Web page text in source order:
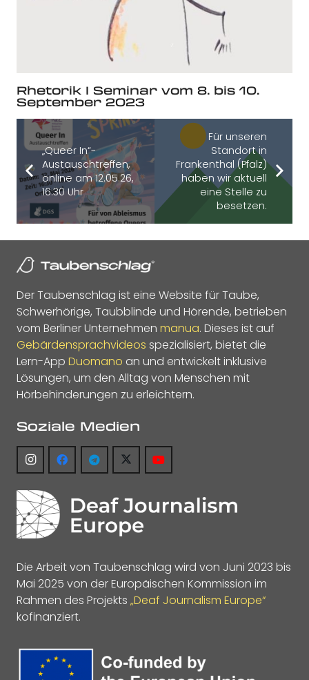
Rhetorik I Seminar vom 8. bis 10.
September 2023
„Queer In“-
Austauschtreffen,
online am 12.05.26,
16:30 Uhr
Für unseren
Standort in
Frankenthal (Pfalz)
haben wir aktuell
eine Stelle zu
besetzen.
Der Taubenschlag ist eine Website für Taube,
Schwerhörige, Taubblinde und Hörende, betrieben
vom Berliner Unternehmen manua. Dieses ist auf
Gebärdensprachvideos spezialisiert, bietet die
Lern-App Duomano an und entwickelt inklusive
Lösungen, um den Alltag von Menschen mit
Hörbehinderungen zu erleichtern.
Soziale Medien
Die Arbeit von Taubenschlag wird von Juni 2023 bis
Mai 2025 von der Europäischen Kommission im
Rahmen des Projekts „Deaf Journalism Europe“
kofinanziert.